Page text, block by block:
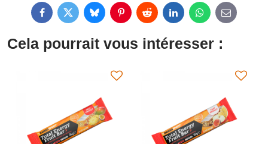
FacebookTwitterBlueskyPinterestReddit LinkedInWhatsApp
E-
mail
Cela pourrait vous intéresser :